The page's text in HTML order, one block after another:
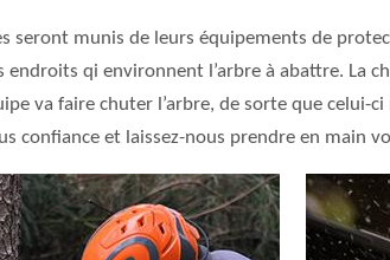
seront munis de leurs équipements de
endroits qi environnent l’arbre à abattre. La
va faire chuter l’arbre, de sorte que celui-
confiance et laissez-nous prendre en main